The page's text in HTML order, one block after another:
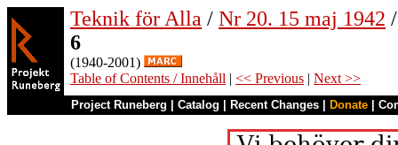
Teknik för Alla / Nr 20. 15 maj 1942 /
6
(1940-2001)
Table of Contents / Innehåll | << Previous | Next >>
Project Runeberg Catalog Recent Changes Donate